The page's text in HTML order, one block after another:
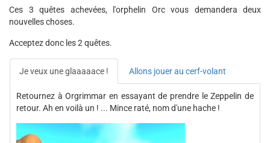
Ces 3 quêtes achevées, l'orphelin Orc vous demandera deux
nouvelles choses.
Acceptez donc les 2 quêtes.
Je veux une glaaaaace ! Allons jouer au cerf-volant
Retournez à Orgrimmar en essayant de prendre le Zeppelin de
retour. Ah en voilà un ! ... Mince raté, nom d'une hache !